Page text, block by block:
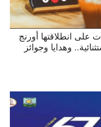
بمرور 10 سنوات على انطلاقتها أورنج
وهدايا وجوائز